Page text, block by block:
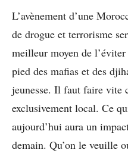
L’avènement d’une
de drogue et terrorisme
meilleur moyen de
pied des mafias et des
jeunesse. Il faut faire vite
exclusivement local. Ce
aujourd’hui aura un
demain. Qu’on le veuille